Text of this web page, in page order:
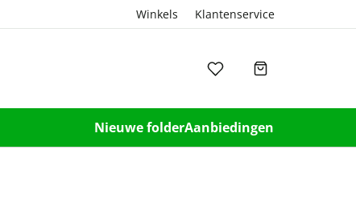
Winkels Klantenservice
Nieuwe folderAanbiedingen